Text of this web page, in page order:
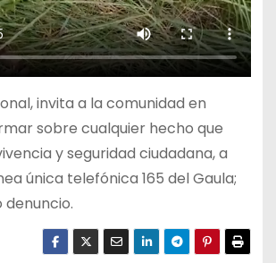
invita a la comunidad en
sobre cualquier hecho que
y seguridad ciudadana, a
única telefónica 165 del Gaula;
denuncio.